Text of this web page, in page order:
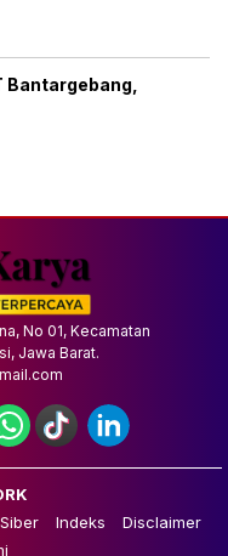
Bantargebang,
No 01, Kecamatan
Jawa Barat.
Indeks
Disclaimer